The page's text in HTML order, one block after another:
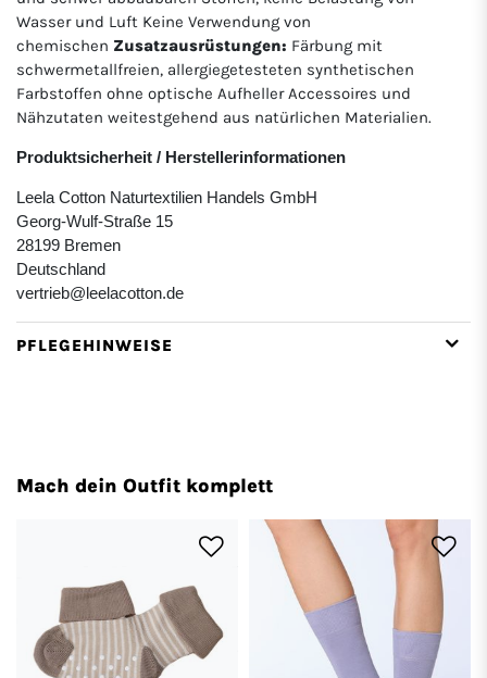
Wasser und Luft Keine Verwendung von
chemischen Zusatzausrüstungen: Färbung mit
schwermetallfreien, allergiegetesteten synthetischen
Farbstoffen ohne optische Aufheller Accessoires und
Nähzutaten weitestgehend aus natürlichen Materialien.
Produktsicherheit / Herstellerinformationen
Leela Cotton Naturtextilien Handels GmbH
Georg-Wulf-Straße 15
28199 Bremen
Deutschland
vertrieb@leelacotton.de
PFLEGEHINWEISE
Mach dein Outfit komplett